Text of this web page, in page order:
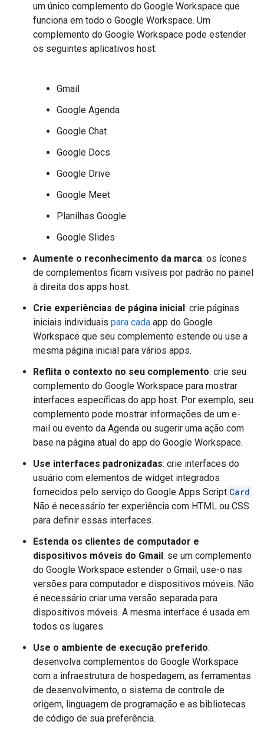
um único complemento do Google Workspace que
funciona em todo o Google Workspace. Um
complemento do Google Workspace pode estender
os seguintes aplicativos host:
Gmail
Google Agenda
Google Chat
Google Docs
Google Drive
Google Meet
Planilhas Google
Google Slides
Aumente o reconhecimento da marca: os ícones
de complementos ficam visíveis por padrão no painel
à direita dos apps host.
Crie experiências de página inicial: crie páginas
iniciais individuais para cada app do Google
Workspace que seu complemento estende ou use a
mesma página inicial para vários apps.
Reflita o contexto no seu complemento: crie seu
complemento do Google Workspace para mostrar
interfaces específicas do app host. Por exemplo, seu
complemento pode mostrar informações de um e-
mail ou evento da Agenda ou sugerir uma ação com
base na página atual do app do Google Workspace.
Use interfaces padronizadas: crie interfaces do
usuário com elementos de widget integrados
fornecidos pelo serviço do Google Apps Script Card .
Não é necessário ter experiência com HTML ou CSS
para definir essas interfaces.
Estenda os clientes de computador e
dispositivos móveis do Gmail: se um complemento
do Google Workspace estender o Gmail, use-o nas
versões para computador e dispositivos móveis. Não
é necessário criar uma versão separada para
dispositivos móveis. A mesma interface é usada em
todos os lugares.
Use o ambiente de execução preferido:
desenvolva complementos do Google Workspace
com a infraestrutura de hospedagem, as ferramentas
de desenvolvimento, o sistema de controle de
origem, linguagem de programação e as bibliotecas
de código de sua preferência.